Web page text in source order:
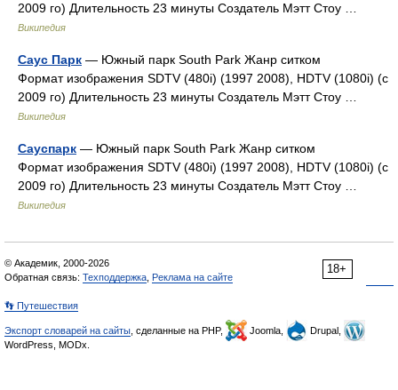
2009 го) Длительность 23 минуты Создатель Мэтт Стоу …
Википедия
Саус Парк — Южный парк South Park Жанр ситком
Формат изображения SDTV (480i) (1997 2008), HDTV (1080i) (с
2009 го) Длительность 23 минуты Создатель Мэтт Стоу …
Википедия
Сауспарк — Южный парк South Park Жанр ситком
Формат изображения SDTV (480i) (1997 2008), HDTV (1080i) (с
2009 го) Длительность 23 минуты Создатель Мэтт Стоу …
Википедия
18+
© Академик, 2000-2026
Обратная связь: Техподдержка Реклама на сайте
👣 Путешествия
Экспорт словарей на сайты , сделанные на PHP, Joomla,
Drupal,
WordPress, MODx.